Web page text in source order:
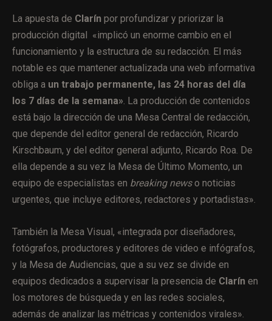
La apuesta de Clarín por profundizar y priorizar la
producción digital «implicó un enorme cambio en el
funcionamiento y la estructura de su redacción. El más
notable es que mantener actualizada una web informativa
obliga a un trabajo permanente, las 24 horas del día
los 7 días de la semana». La producción de contenidos
está bajo la dirección de una Mesa Central de redacción,
que depende del editor general de redacción, Ricardo
Kirschbaum, y del editor general adjunto, Ricardo Roa. De
ella depende a su vez la Mesa de Último Momento, un
equipo de especialistas en breaking newso noticias
urgentes, que incluye editores, redactores y portadistas».
También la Mesa Visual, «integrada por diseñadores,
fotógrafos, productores y editores de video e infógrafos,
y la Mesa de Audiencias, que a su vez se divide en
equipos dedicados a supervisar la presencia de Clarín en
los motores de búsqueda y en las redes sociales,
además de analizar las métricas y contenidos virales».